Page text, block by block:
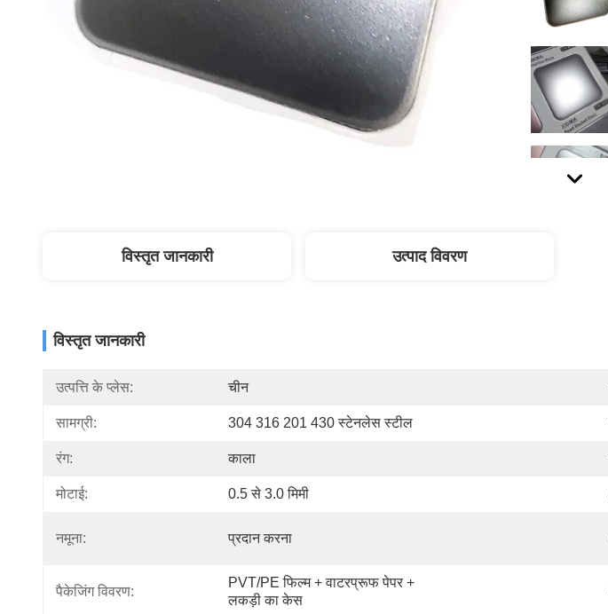
विस्तृत जानकारी उत्पाद विवरण
विस्तृत जानकारी
उत्पत्ति के प्लेस: चीन
सामग्री: 304 316 201 430 स्टेनलेस स्टील
रंग: काला
मोटाई: 0.5 से 3.0 मिमी
नमूना: प्रदान करना
पैकेजिंग विवरण:
PVT/PE फिल्म + वाटरप्रूफ पेपर +
लकड़ी का केस